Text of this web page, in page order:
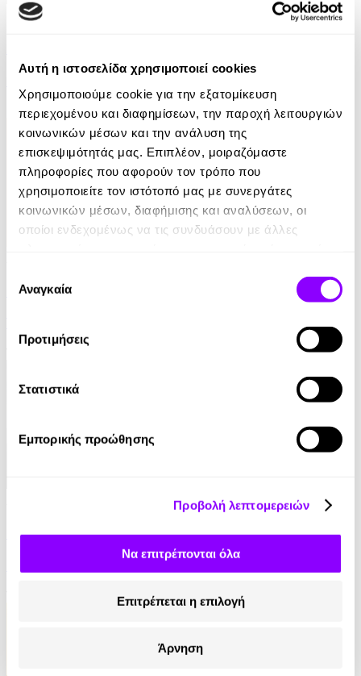
Αυτή η ιστοσελίδα χρησιμοποιεί cookies
Χρησιμοποιούμε cookie για την εξατομίκευση
περιεχομένου και διαφημίσεων, την παροχή λειτουργιών
κοινωνικών μέσων και την ανάλυση της
επισκεψιμότητάς μας. Επιπλέον, μοιραζόμαστε
πληροφορίες που αφορούν τον τρόπο που
χρησιμοποιείτε τον ιστότοπό μας με συνεργάτες
κοινωνικών μέσων, διαφήμισης και αναλύσεων, οι
οποίοι ενδεχομένως να τις συνδυάσουν με άλλες
των υπηρεσιών τους.
συγκατάθεσης
Αναγκαία
Προτιμήσεις
Στατιστικά
Εμπορικής προώθησης
Προβολή λεπτομερειών
Να επιτρέπονται όλα
Επιτρέπεται η επιλογή
Άρνηση
eBook
Ρέιμοντ Κάρβερ
7.99€
Στο Σπίτι Της
Ο Τελευταίος των Μοϊκανών